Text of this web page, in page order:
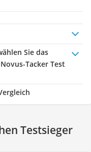
Sie das
Tacker Test
Testsieger